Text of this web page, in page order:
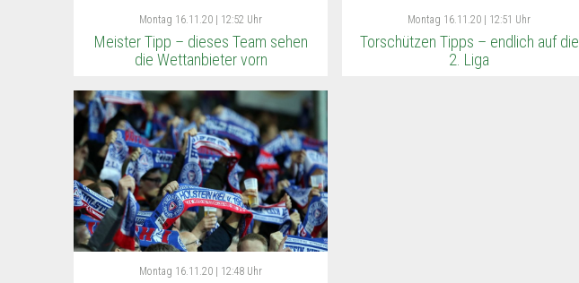
Montag 16.11.20 | 12:52 Uhr
Meister Tipp – dieses Team sehen
die Wettanbieter vorn
Montag 16.11.20 | 12:51 Uhr
Torschützen Tipps – endlich auf die
2. Liga
Montag 16.11.20 | 12:48 Uhr